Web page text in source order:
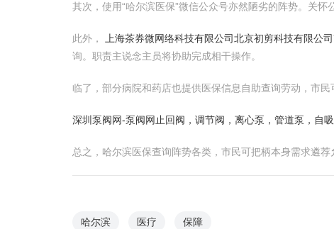
其次，使用“哈尔滨医保”微信公众号亦然陋劣的阵势。关怀
此外， 上海茶券微网络科技有限公司北京初剪科技有限公司
询。职责主说念主员将协助完成相干操作。
临了，部分病院和药店也提供医保信息自助查询劳动，市
深圳泵阀网-泵阀网止回阀，调节阀，离心泵，管道泵，自
总之，哈尔滨医保查询阵势各类，市民可把柄本身需求遴
哈尔滨 医疗 保障